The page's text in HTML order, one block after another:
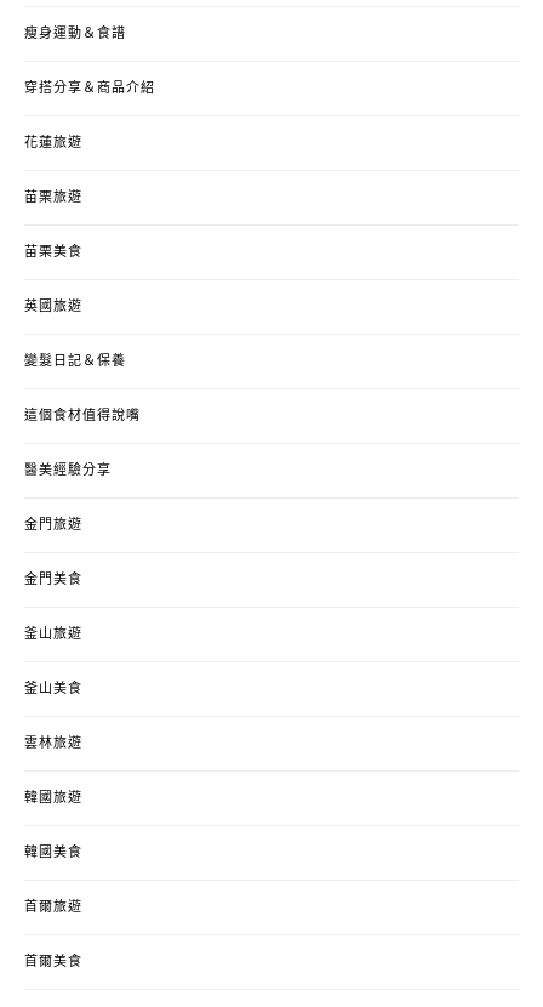
瘦身運動＆食譜
穿搭分享＆商品介紹
花蓮旅遊
苗栗旅遊
苗栗美食
英國旅遊
變髮日記＆保養
這個食材值得說嘴
醫美經驗分享
金門旅遊
金門美食
釜山旅遊
釜山美食
雲林旅遊
韓國旅遊
韓國美食
首爾旅遊
首爾美食